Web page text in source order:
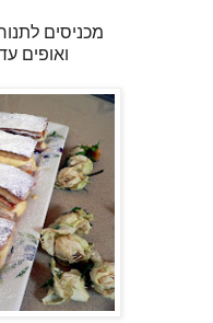
מכניסים
ואופים